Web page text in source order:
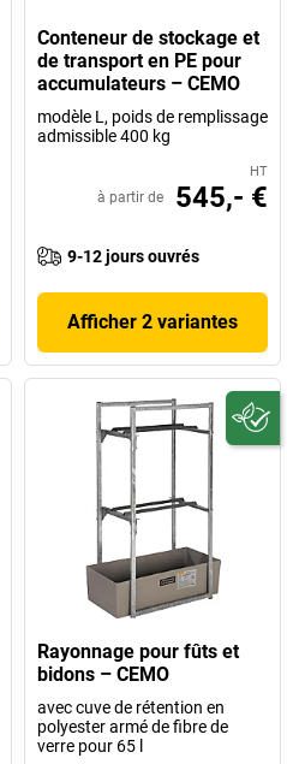
Conteneur de stockage et
de transport en PE pour
accumulateurs – CEMO
modèle L, poids de remplissage
admissible 400 kg
HT
à partir de 545,- €
9-12 jours ouvrés
Afficher 2 variantes
Rayonnage pour fûts et
bidons – CEMO
avec cuve de rétention en
polyester armé de fibre de
verre pour 65 l